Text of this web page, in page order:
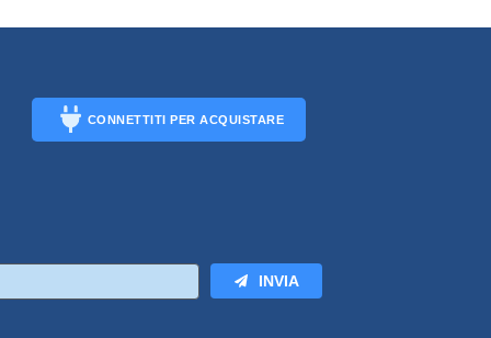
CONNETTITI PER ACQUISTARE
INVIA